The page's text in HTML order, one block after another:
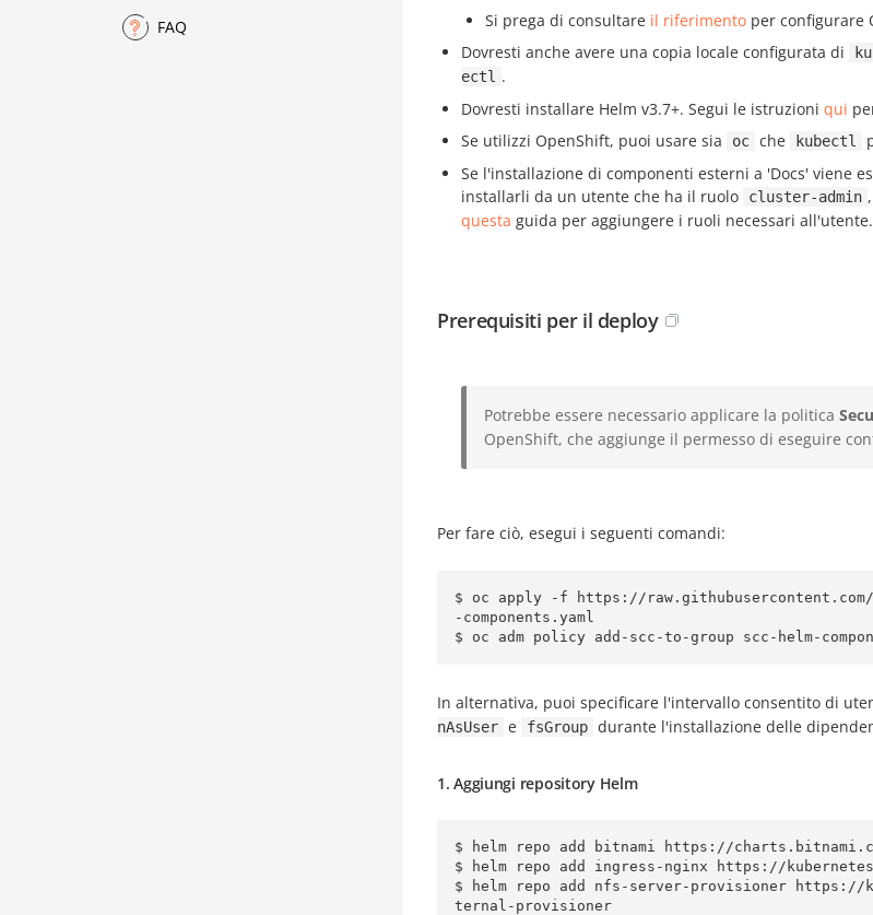
FAQ
Si prega di consultare il riferimento per configurare
Dovresti anche avere una copia locale configurata di
ectl .
Dovresti installare Helm v3.7+. Segui le istruzioni qui
Se utilizzi OpenShift, puoi usare sia
oc che kubectl
Se l'installazione di componenti esterni a 'Docs' viene
installarli da un utente che ha il ruolo
cluster-admin
questa guida per aggiungere i ruoli necessari all'utente.
Prerequisiti per il deploy
Potrebbe essere necessario applicare la politica
OpenShift, che aggiunge il permesso di eseguire
Per fare ciò, esegui i seguenti comandi:
$ oc apply -f https://raw.githubusercontent.com/
-components.yaml
$ oc adm policy add-scc-to-group scc-helm-
In alternativa, puoi specificare l'intervallo consentito di
nAsUser e fsGroup durante l'installazione delle
1. Aggiungi repository Helm
$ helm repo add bitnami https://
$ helm repo add ingress-nginx https://
$ helm repo add nfs-server-provisioner https://
ternal-provisioner